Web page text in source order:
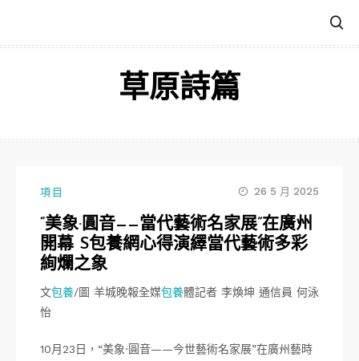
主
草原詩篇
項目 26 5 月 2025
“美象·圓音——當代藝術名家展”在廣州
開幕 S包養網心得演繹當代藝術多彩
絢爛之象
文包養/圖 羊城晚報全媒包養體記者 李煥坤 通信員 何泳
怡
10月23日，“美象·圓音——今世藝術名家展”在廣州藝時